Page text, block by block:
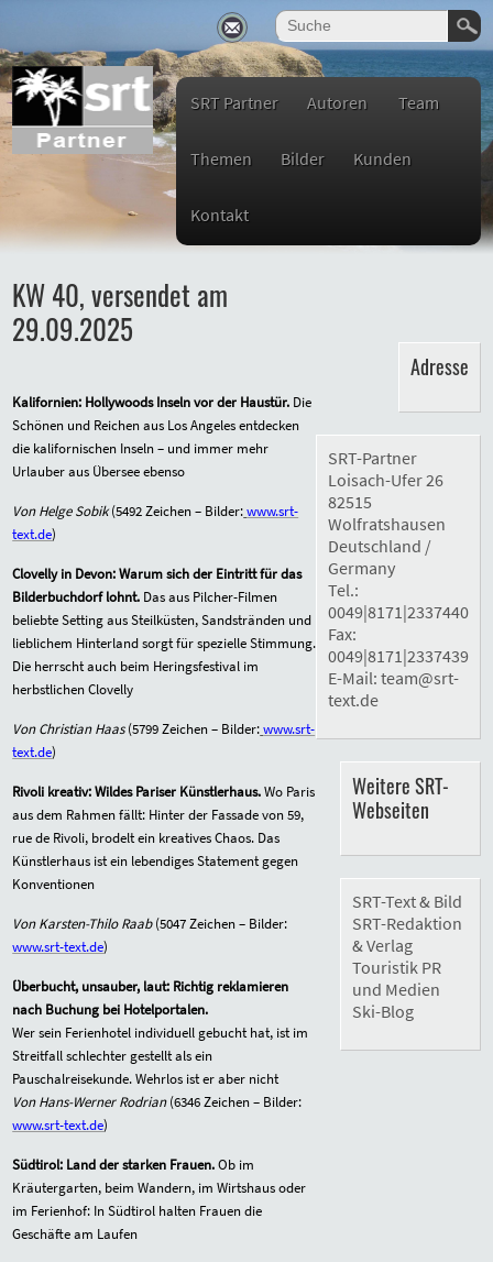
SRT Partner Autoren Team
Themen Bilder Kunden
Kontakt
KW 40, versendet am
29.09.2025
Kalifornien: Hollywoods Inseln vor der Haustür. Die
Schönen und Reichen aus Los Angeles entdecken
die kalifornischen Inseln – und immer mehr
Urlauber aus Übersee ebenso
Von Helge Sobik(5492Zeichen – Bilder:www.srt-
text.de)
Clovelly in Devon: Warum sich der Eintritt für das
Bilderbuchdorf lohnt. Das aus Pilcher-Filmen
beliebte Setting aus Steilküsten, Sandstränden und
lieblichem Hinterland sorgt für spezielle Stimmung.
Die herrscht auch beim Heringsfestival im
herbstlichen Clovelly
Von Christian Haas(5799Zeichen – Bilder:www.srt-
text.de)
Rivoli kreativ: Wildes Pariser Künstlerhaus.Wo Paris
aus dem Rahmen fällt: Hinter der Fassade von 59,
rue de Rivoli, brodelt ein kreatives Chaos. Das
Künstlerhaus ist ein lebendiges Statement gegen
Konventionen
Von Karsten-Thilo Raab(5047Zeichen – Bilder:
www.srt-text.de)
Überbucht, unsauber, laut: Richtig reklamieren
nach Buchung bei Hotelportalen.
Wer sein Ferienhotel individuell gebucht hat, ist im
Streitfall schlechter gestellt als ein
Pauschalreisekunde. Wehrlos ist er aber nicht
Von Hans-Werner Rodrian(6346Zeichen – Bilder:
www.srt-text.de)
Südtirol: Land der starken Frauen.Ob im
Kräutergarten, beim Wandern, im Wirtshaus oder
im Ferienhof: In Südtirol halten Frauen die
Geschäfte am Laufen
Adresse
SRT-Partner
Loisach-Ufer 26
82515
Wolfratshausen
Deutschland /
Germany
Tel.:
0049|8171|2337440
Fax:
0049|8171|2337439
E-Mail: team@srt-
text.de
Weitere SRT-
Webseiten
SRT-Text & Bild
SRT-Redaktion
& Verlag
Touristik PR
und Medien
Ski-Blog